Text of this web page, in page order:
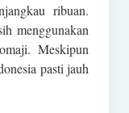
ribuan.
menggunakan
Meskipun
pasti jauh